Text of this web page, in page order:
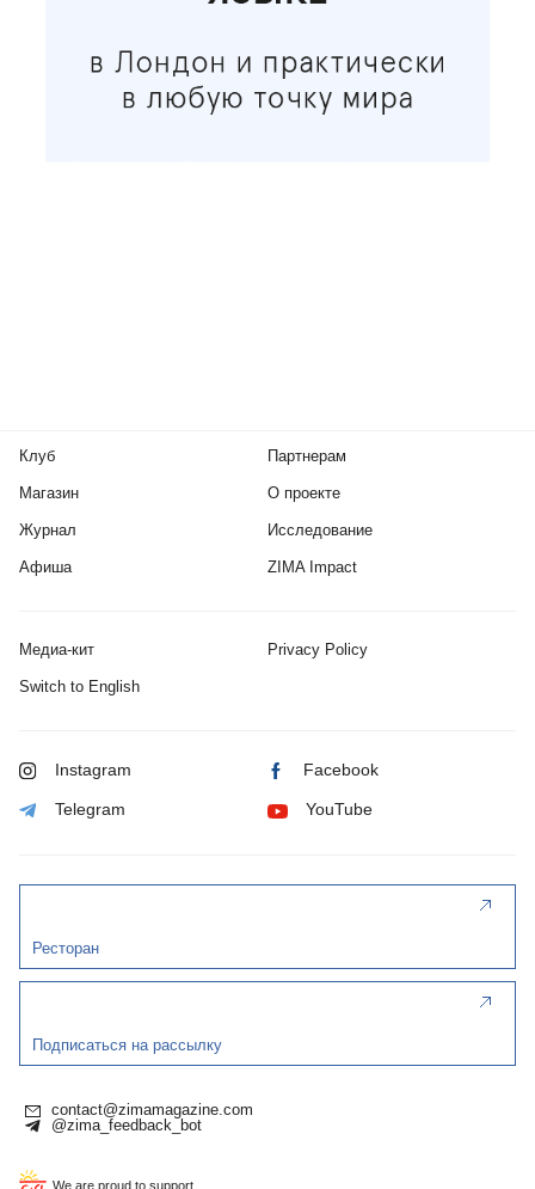
Клуб
Магазин
Журнал
Афиша
Партнерам
О проекте
Исследование
ZIMA Impact
Медиа-кит Privacy Policy
Switch to English
Instagram Facebook
Telegram YouTube
Ресторан
Подписаться на рассылку
contact@zimamagazine.com
@zima_feedback_bot
We are proud to support